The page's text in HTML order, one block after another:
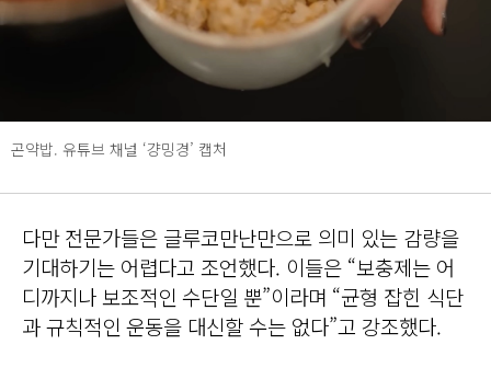
곤약밥. 유튜브 채널 ‘걍밍경’ 캡처
다만 전문가들은 글루코만난만으로 의미 있는 감량을
기대하기는 어렵다고 조언했다. 이들은 “보충제는 어
디까지나 보조적인 수단일 뿐”이라며 “균형 잡힌 식단
과 규칙적인 운동을 대신할 수는 없다”고 강조했다.